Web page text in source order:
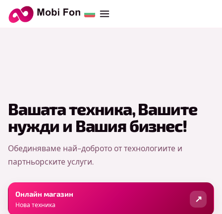
Вашата техника, Вашите
нужди и Вашия бизнес!
Обединяваме най-доброто от технологиите и
партньорските услуги.
Онлайн магазин
Нова техника